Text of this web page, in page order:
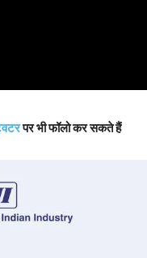
पर भी फॉलो कर सकते हैं